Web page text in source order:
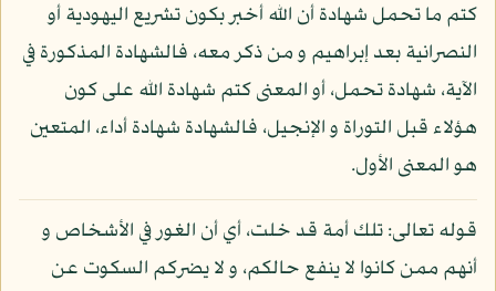
كتم ما تحمل شهادة أن الله أخبر بكون تشريع اليهودية أو
النصرانية بعد إبراهيم و من ذكر معه، فالشهادة المذكورة في
الآية، شهادة تحمل، أو المعنى كتم شهادة الله على كون
هؤلاء قبل التوراة و الإنجيل، فالشهادة شهادة أداء، المتعين
هو المعنى الأول.
قوله تعالى: تلك أمة قد خلت، أي أن الغور في الأشخاص و
أنهم ممن كانوا لا ينفع حالكم، و لا يضركم السكوت عن